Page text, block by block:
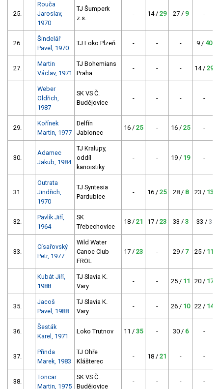
25.
Rouča
Jaroslav,
1970
TJ Šumperk
z.s.
- 14 / 29 27 / 9 -
26.
Šindelář
Pavel, 1970
TJ Loko Plzeň - - - 9 / 40
27.
Martin
Václav, 1971
TJ Bohemians
Praha
- - - 14 / 29
Weber
Oldřich,
1987
SK VS Č.
Budějovice
- - - -
29.
Kořínek
Martin, 1977
Delfín
Jablonec
16 / 25 - 16 / 25 -
30.
Adamec
Jakub, 1984
TJ Kralupy,
oddíl
kanoistiky
- - 19 / 19 -
31.
Outrata
Jindřich,
1970
TJ Syntesia
Pardubice
- 16 / 25 28 / 8 23 / 13
32.
Pavlík Jiří,
1964
SK
Třebechovice
18 / 21 17 / 23 33 / 3 33 / 3
33.
Císařovský
Petr, 1977
Wild Water
Canoe Club
FROL
17 / 23 - 29 / 7 25 / 11
Kubát Jiří,
1988
TJ Slavia K.
Vary
- - 25 / 11 20 / 17
35.
Jacoš
Pavel, 1988
TJ Slavia K.
Vary
- - 26 / 10 22 / 14
36.
Šesták
Karel, 1971
Loko Trutnov 11 / 35 - 30 / 6 -
37.
Přinda
Marek, 1983
TJ Ohře
Klášterec
- 18 / 21 - -
38.
Toncar
Martin, 1975
SK VS Č.
Budějovice
- - - -